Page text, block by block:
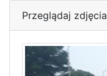
Przeglądaj zdjęcia